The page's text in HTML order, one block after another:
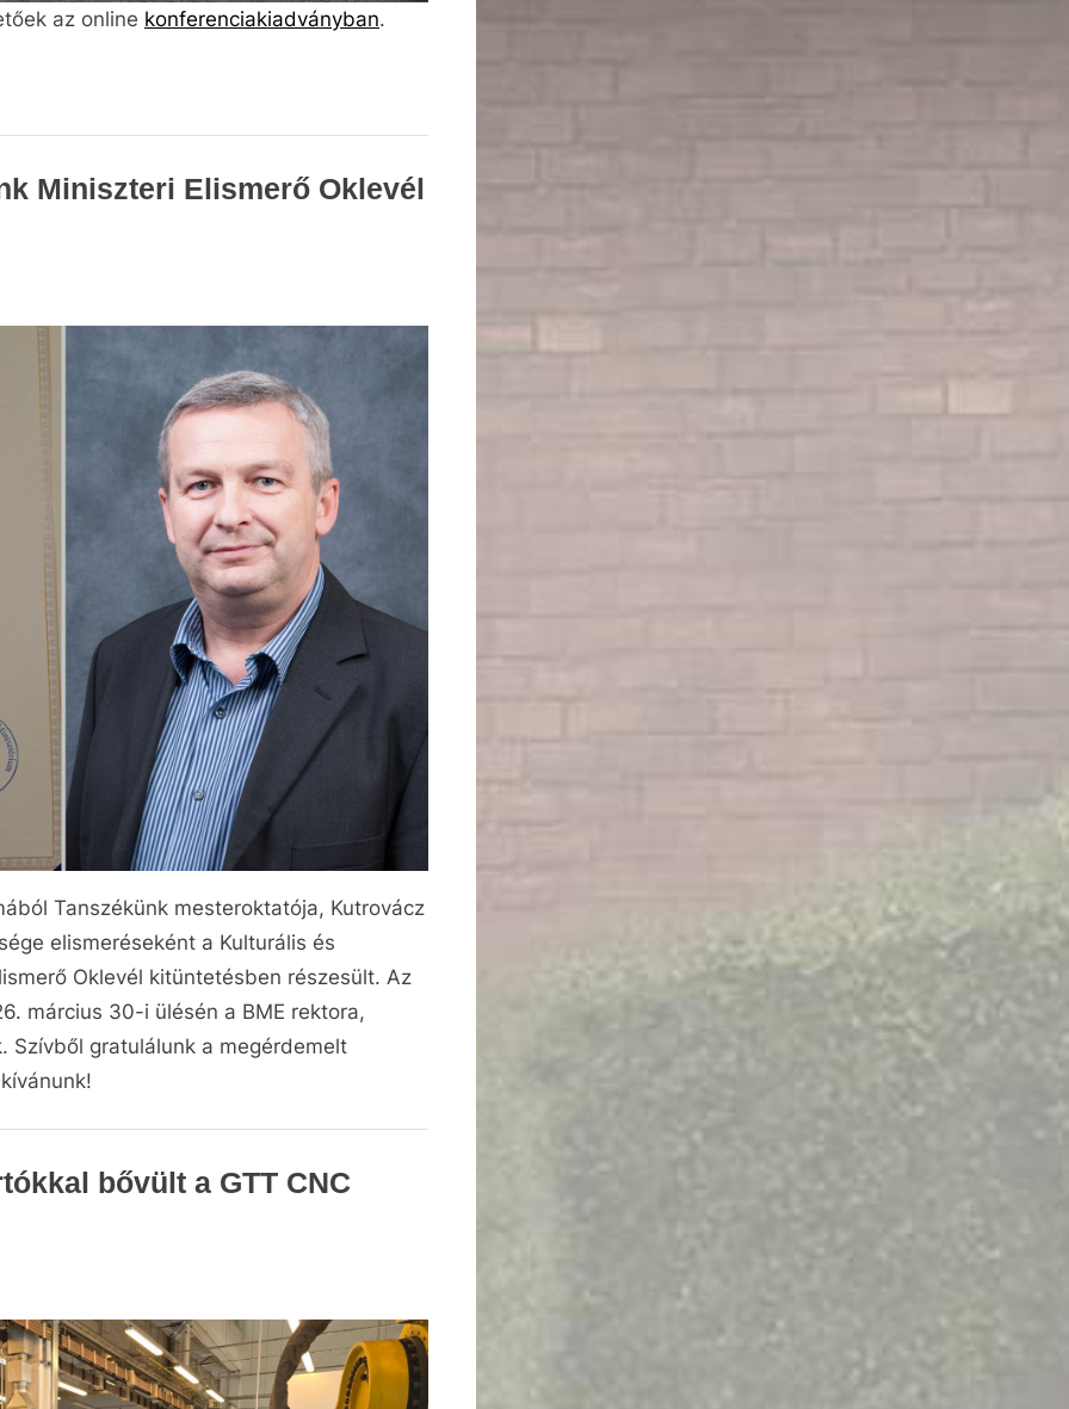
az online konferenciakiadványban.
Miniszteri Elismerő Oklevél
Tanszékünk mesteroktatója, Kutrovácz
elismeréseként a Kulturális és
Oklevél kitüntetésben részesült. Az
március 30-i ülésén a BME rektora,
Szívből gratulálunk a megérdemelt
bővült a GTT CNC